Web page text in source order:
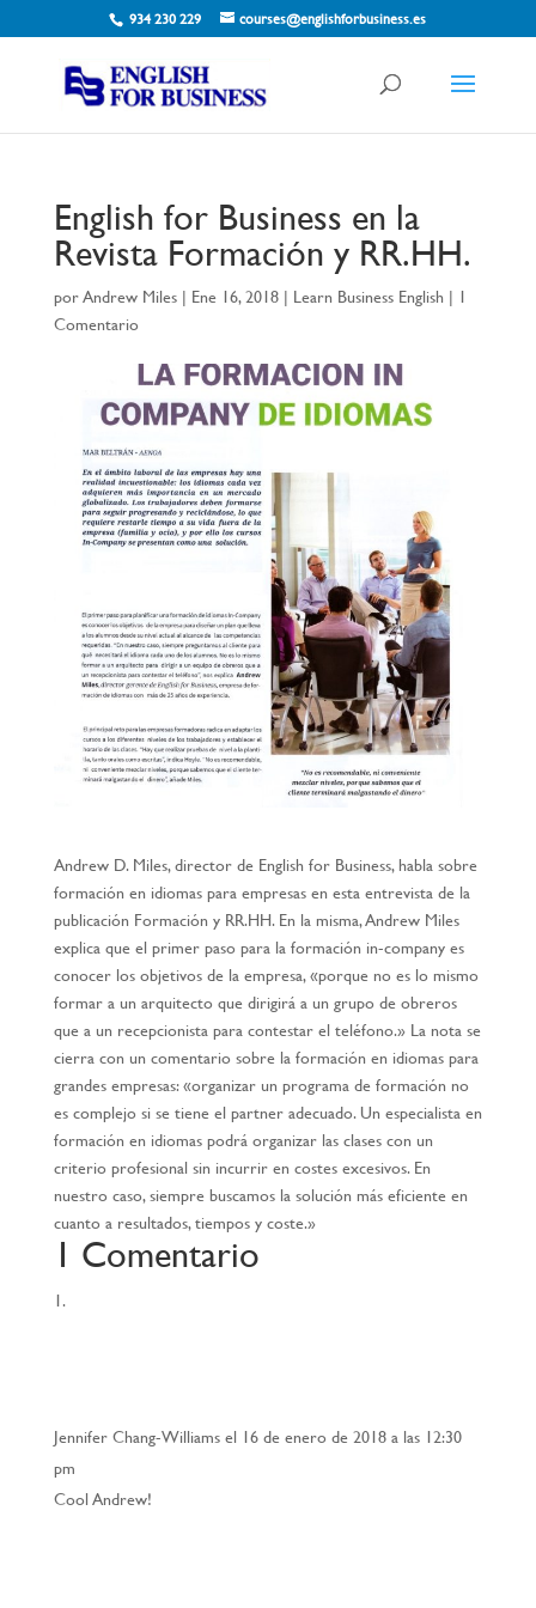
934 230 229 courses@englishforbusiness.es
English for Business en la
Revista Formación y RR.HH.
porAndrew Miles| Ene 16, 2018| Learn Business English | 1
Comentario
Andrew D. Miles, director de English for Business, habla sobre
formación en idiomas para empresas en esta entrevista de la
publicación Formación y RR.HH. En la misma, Andrew Miles
explica que el primer paso para la formación in-company es
conocer los objetivos de la empresa, «porque no es lo mismo
formar a un arquitecto que dirigirá a un grupo de obreros
que a un recepcionista para contestar el teléfono.» La nota se
cierra con un comentario sobre la formación en idiomas para
grandes empresas: «organizar un programa de formación no
es complejo si se tiene el partner adecuado. Un especialista en
formación en idiomas podrá organizar las clases con un
criterio profesional sin incurrir en costes excesivos. En
nuestro caso, siempre buscamos la solución más eficiente en
cuanto a resultados, tiempos y coste.»
1 Comentario
Jennifer Chang-Williams el 16 de enero de 2018 a las 12:30
pm
Cool Andrew!